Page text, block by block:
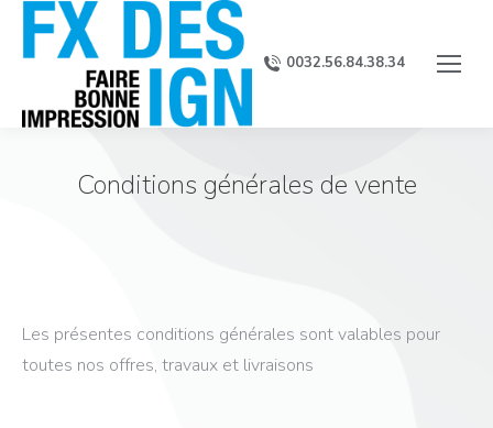
0032.56.84.38.34
Conditions générales de vente
Les présentes conditions générales sont valables pour
toutes nos offres, travaux et livraisons